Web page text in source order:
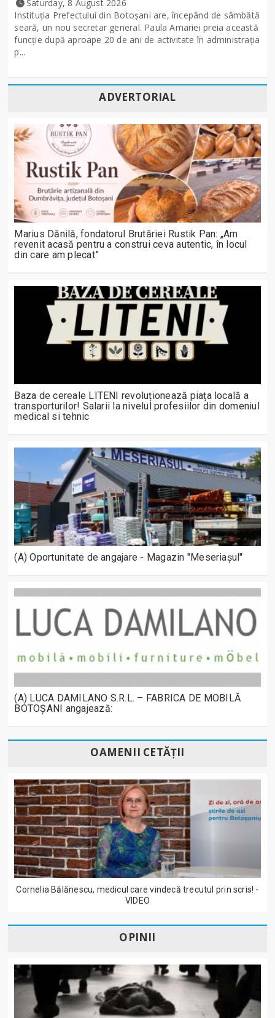
Saturday, 8 August 2026
Instituția Prefectului din Botoșani are, începând de sâmbătă
seară, un nou secretar general. Paula Amariei preia această
funcție după aproape 20 de ani de activitate în administrația
p...
ADVERTORIAL
Marius Dănilă, fondatorul Brutăriei Rustik Pan: „Am
revenit acasă pentru a construi ceva autentic, în locul
din care am plecat”
Baza de cereale LITENI revoluționează piața locală a
transporturilor! Salarii la nivelul profesiilor din domeniul
medical si tehnic
(A) Oportunitate de angajare - Magazin "Meseriașul"
(A) LUCA DAMILANO S.R.L. – FABRICA DE MOBILĂ
BOTOȘANI angajează:
OAMENII CETĂȚII
Cornelia Bălănescu, medicul care vindecă trecutul prin scris! -
VIDEO
OPINII